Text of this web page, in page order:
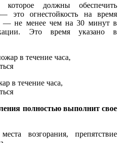
которое должны обеспечить
это огнестойкость на время
— не менее чем на 30 минут в
Это время указано в
в течение часа,
полностью выполнит свое
возгорания, препятствие